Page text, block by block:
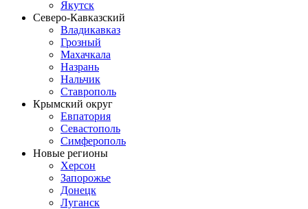
Якутск
Северо-Кавказский
Владикавказ
Грозный
Махачкала
Назрань
Нальчик
Ставрополь
Крымский округ
Евпатория
Севастополь
Симферополь
Новые регионы
Херсон
Запорожье
Донецк
Луганск